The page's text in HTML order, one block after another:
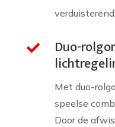
verduisterend.
 Duo-
Met duo-
speelse
Door de